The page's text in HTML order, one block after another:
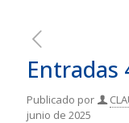
Entradas
Publicado por
junio de 2025